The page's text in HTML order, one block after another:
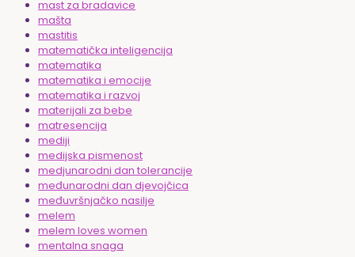
mast za bradavice
mašta
mastitis
matematička inteligencija
matematika
matematika i emocije
matematika i razvoj
materijali za bebe
matresencija
mediji
medijska pismenost
medjunarodni dan tolerancije
međunarodni dan djevojčica
međuvršnjačko nasilje
melem
melem loves women
mentalna snaga